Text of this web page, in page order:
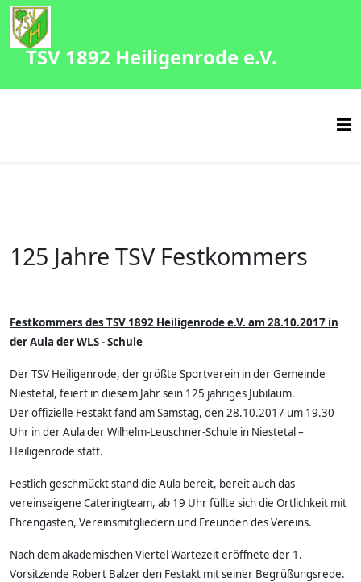
TSV 1892 Heiligenrode e.V.
125 Jahre TSV Festkommers
Festkommers des TSV 1892 Heiligenrode e.V. am 28.10.2017 in
der Aula der WLS - Schule
Der TSV Heiligenrode, der größte Sportverein in der Gemeinde
Niestetal, feiert in diesem Jahr sein 125 jähriges Jubiläum.
Der offizielle Festakt fand am Samstag, den 28.10.2017 um 19.30
Uhr in der Aula der Wilhelm-Leuschner-Schule in Niestetal –
Heiligenrode statt.
Festlich geschmückt stand die Aula bereit, bereit auch das
vereinseigene Cateringteam, ab 19 Uhr füllte sich die Örtlichkeit mit
Ehrengästen, Vereinsmitgliedern und Freunden des Vereins.
Nach dem akademischen Viertel Wartezeit eröffnete der 1.
Vorsitzende Robert Balzer den Festakt mit seiner Begrüßungsrede.